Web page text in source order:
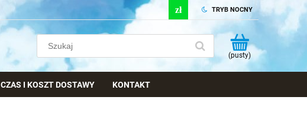
TRYB NOCNY
(pusty)
CZAS I KOSZT DOSTAWY KONTAKT